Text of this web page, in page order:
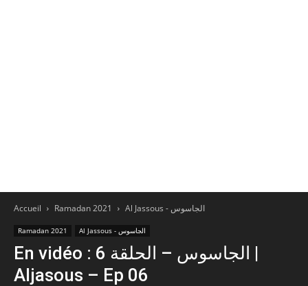
Accueil Ramadan 2021 Al Jassous - الجاسوس
Ramadan 2021 Al Jassous - الجاسوس
En vidéo : الجاسوس – الحلقة 6 |
Aljasous – Ep 06